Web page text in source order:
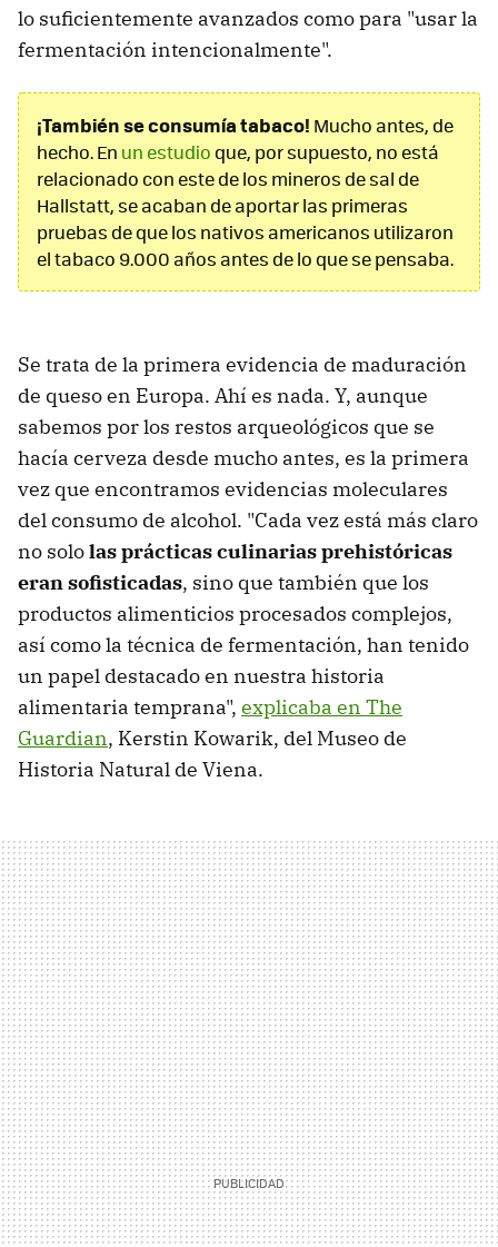
lo suficientemente avanzados como para "usar la
fermentación intencionalmente".
¡También se consumía tabaco! Mucho antes, de
hecho. En un estudioque, por supuesto, no está
relacionado con este de los mineros de sal de
Hallstatt, se acaban de aportar las primeras
pruebas de que los nativos americanos utilizaron
el tabaco 9.000 años antes de lo que se pensaba.
Se trata de la primera evidencia de maduración
de queso en Europa. Ahí es nada. Y, aunque
sabemos por los restos arqueológicos que se
hacía cerveza desde mucho antes, es la primera
vez que encontramos evidencias moleculares
del consumo de alcohol. "Cada vez está más claro
no sololas prácticas culinarias prehistóricas
eran sofisticadas, sino que también que los
productos alimenticios procesados ​​complejos,
así como la técnica de fermentación, han tenido
un papel destacado en nuestra historia
alimentaria temprana", explicaba en The
Guardian, Kerstin Kowarik, del Museo de
Historia Natural de Viena.